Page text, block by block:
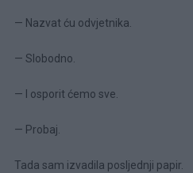
— Nazvat ću odvjetnika.
— Slobodno.
— I osporit ćemo sve.
— Probaj.
Tada sam izvadila posljednji papir.